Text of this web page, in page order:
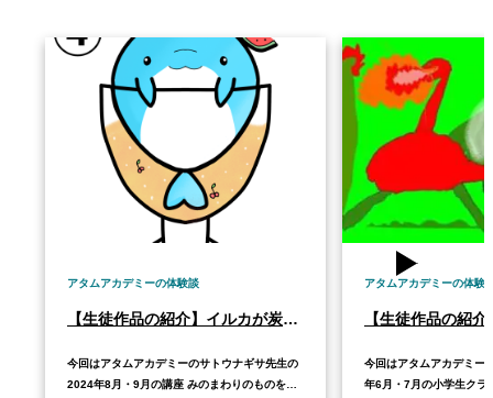
アタムアカデミーの体験談
【生徒作品の紹介】イルカが炭酸のグラスに入っているキャラのグッズ制作
今回はアタムアカデミーのサトウナギサ先生の
2024年8月・9月の講座 みのまわりのものをデ
アタムアカデミーの体験
今回はアタムアカデミー
年6月・7月の小学生クラ